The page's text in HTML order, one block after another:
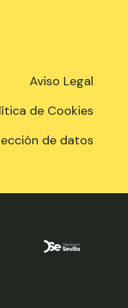
Aviso Legal
de Cookies
de datos